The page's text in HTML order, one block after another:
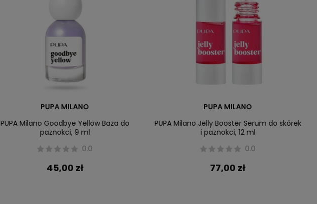
PUPA MILANO
PUPA Milano Goodbye Yellow Baza do
paznokci, 9 ml
0.0
45,00 zł
PUPA MILANO
PUPA Milano Jelly Booster Serum do skórek
i paznokci, 12 ml
0.0
77,00 zł